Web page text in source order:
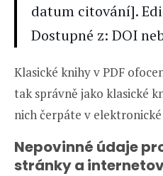
datum citování].
Dostupné z: DOI
Klasické knihy v PDF
tak správně jako klasické
nich čerpáte v
Nepovinné údaje
stránky a